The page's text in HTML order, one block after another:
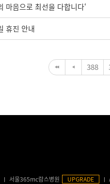
마음으로 최선을 다합니다‘
휴진 안내
388
서울365mc람스병원 UPGRADE